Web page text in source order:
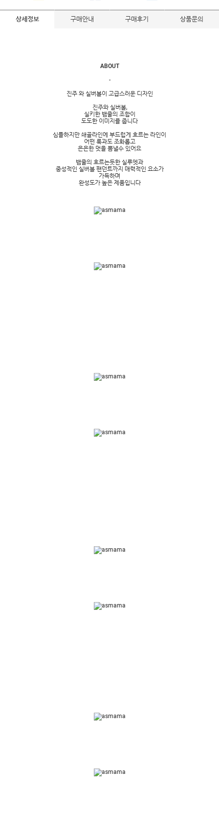
상세정보 구매안내 구매후기 상품문의
ABOUT
-
진주 와 실버볼이 고급스러운 디자인
진주와 실버볼,
실키한 뱀줄의 조합이
도도한 이미지를 줍니다
심플하지만 쇄골라인에 부드럽게 흐르는 라인이
어떤 룩과도 조화롭고
은은한 멋을 뽐낼수 있어요
뱀줄의 흐르는듯한 실루엣과
중성적인 실버볼 팬던트까지 매력적인 요소가
가득하며
완성도가 높은 제품입니다